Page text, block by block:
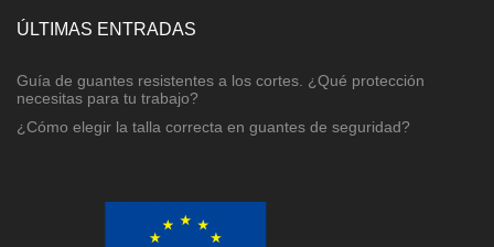
ÚLTIMAS ENTRADAS
Guía de guantes resistentes a los cortes. ¿Qué protección
necesitas para tu trabajo?
¿Cómo elegir la talla correcta en guantes de seguridad?